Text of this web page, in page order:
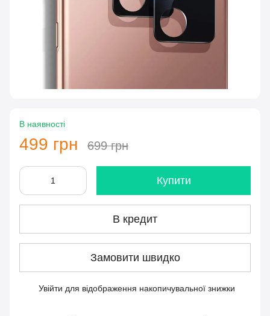
В наявності
499 грн 699 грн
Купити
В кредит
Замовити швидко
Увійти для відображення накопичувальної знижки